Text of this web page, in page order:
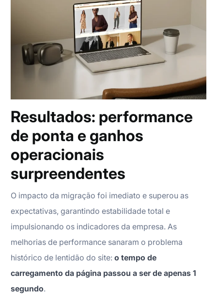
Resultados: performance
de ponta e ganhos
operacionais
surpreendentes
O impacto da migração foi imediato e superou as
expectativas, garantindo estabilidade total e
impulsionando os indicadores da empresa. As
melhorias de performance sanaram o problema
histórico de lentidão do site: o tempo de
carregamento da página passou a ser de apenas 1
segundo.